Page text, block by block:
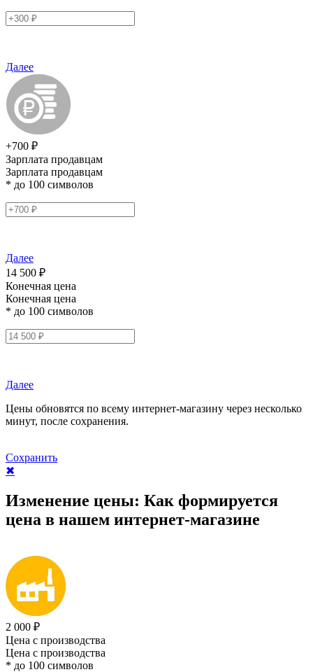
Далее
+700 ₽
Зарплата продавцам
Зарплата продавцам
* до 100 символов
Далее
14 500 ₽
Конечная цена
Конечная цена
* до 100 символов
Далее
Цены обновятся по всему интернет-магазину через несколько
минут, после сохранения.
Сохранить
✖
Изменение цены: Как формируется
цена в нашем интернет-магазине
2 000 ₽
Цена с производства
Цена с производства
* до 100 символов